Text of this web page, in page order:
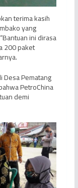
terima kasih
yang
ini dirasa
200 paket
Desa Pematang
PetroChina
demi